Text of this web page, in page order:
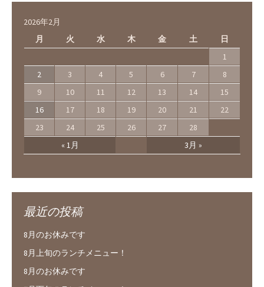
2026年2月
月
火 水 木 金 土 日
« 1月 3月 »
1
2
3 4 5 6 7
8
9
10 11 12 13 14
15
16
17 18 19 20 21
22
23
24 25 26 27 28
最近の投稿
8月のお休みです
8月上旬のランチメニュー！
8月のお休みです